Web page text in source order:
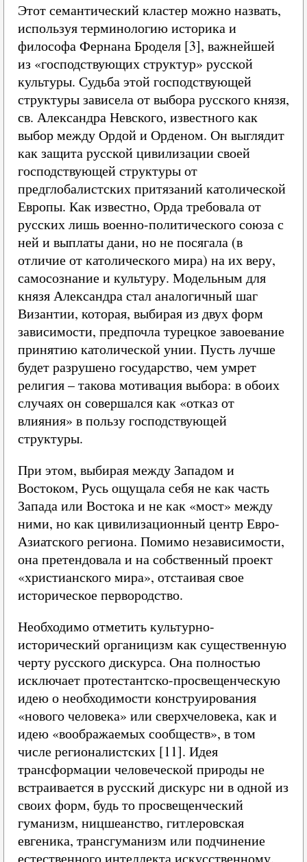
Этот семантический кластер можно назвать,
используя терминологию историка и
философа Фернана Броделя [3], важнейшей
из «господствующих структур» русской
культуры. Судьба этой господствующей
структуры зависела от выбора русского князя,
св. Александра Невского, известного как
выбор между Ордой и Орденом. Он выглядит
как защита русской цивилизации своей
господствующей структуры от
предглобалистских притязаний католической
Европы. Как известно, Орда требовала от
русских лишь военно-политического союза с
ней и выплаты дани, но не посягала (в
отличие от католического мира) на их веру,
самосознание и культуру. Модельным для
князя Александра стал аналогичный шаг
Византии, которая, выбирая из двух форм
зависимости, предпочла турецкое завоевание
принятию католической унии. Пусть лучше
будет разрушено государство, чем умрет
религия – такова мотивация выбора: в обоих
случаях он совершался как «отказ от
влияния» в пользу господствующей
структуры.
При этом, выбирая между Западом и
Востоком, Русь ощущала себя не как часть
Запада или Востока и не как «мост» между
ними, но как цивилизационный центр Евро-
Азиатского региона. Помимо независимости,
она претендовала и на собственный проект
«христианского мира», отстаивая свое
историческое первородство.
Необходимо отметить культурно-
исторический органицизм как существенную
черту русского дискурса. Она полностью
исключает протестантско-просвещенческую
идею о необходимости конструирования
«нового человека» или сверхчеловека, как и
идею «воображаемых сообществ», в том
числе регионалистских [11]. Идея
трансформации человеческой природы не
встраивается в русский дискурс ни в одной из
своих форм, будь то просвещенческий
гуманизм, ницшеанство, гитлеровская
евгеника, трансгуманизм или подчинение
естественного интеллекта искусственному.